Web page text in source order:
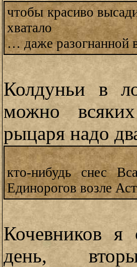
чтобы красиво
хватало
… даже разогнанной
Колдуньи в
можно
рыцаря надо
кто-нибудь снес
Единорогов возле
Кочевников я
день,